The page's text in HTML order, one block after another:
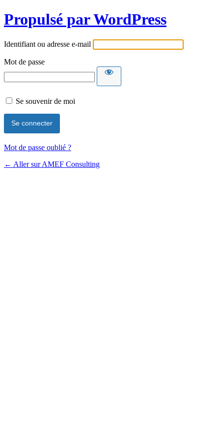
Propulsé par WordPress
Identifiant ou adresse e-mail
Mot de passe
Se souvenir de moi
Mot de passe oublié ?
← Aller sur AMEF Consulting